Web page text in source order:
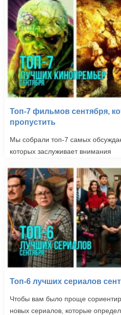
Топ-7 фильмов сентября,
пропустить
Мы собрали топ-7 самых
которых заслуживает внимания
Топ-6 лучших сериалов
Чтобы вам было проще
новых сериалов, которые